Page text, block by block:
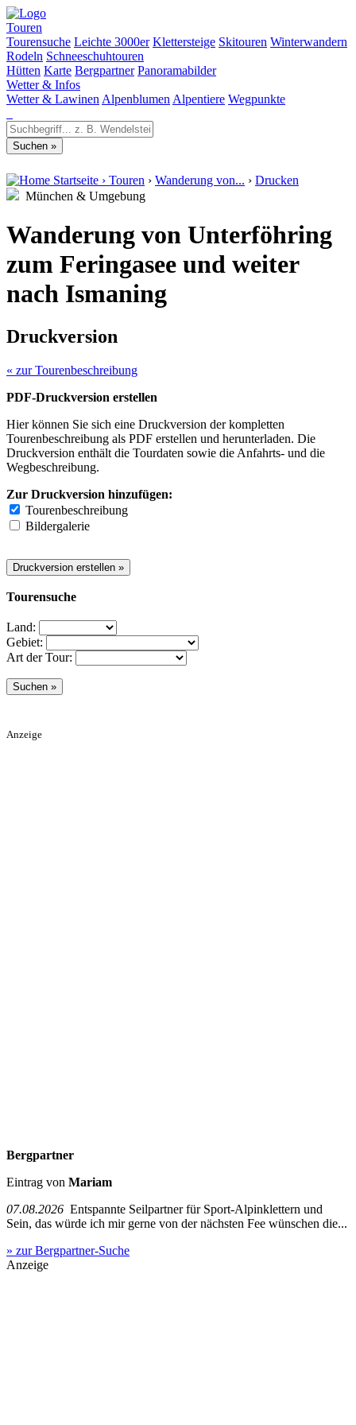
Touren
Tourensuche Leichte 3000er Klettersteige Skitouren Winterwandern
Rodeln Schneeschuhtouren
Hütten Karte Bergpartner Panoramabilder
Wetter & Infos
Wetter & Lawinen Alpenblumen Alpentiere Wegpunkte
Startseite › Touren › Wanderung von... › Drucken
München & Umgebung
Wanderung von Unterföhring
zum Feringasee und weiter
nach Ismaning
Druckversion
« zur Tourenbeschreibung
PDF-Druckversion erstellen
Hier können Sie sich eine Druckversion der kompletten
Tourenbeschreibung als PDF erstellen und herunterladen. Die
Druckversion enthält die Tourdaten sowie die Anfahrts- und die
Wegbeschreibung.
Zur Druckversion hinzufügen:
Tourenbeschreibung
Bildergalerie
Tourensuche
Land:
Gebiet:
Art der Tour:
Anzeige
Bergpartner
Eintrag von Mariam
07.08.2026 Entspannte Seilpartner für Sport-Alpinklettern und
Sein, das würde ich mir gerne von der nächsten Fee wünschen die...
» zur Bergpartner-Suche
Anzeige